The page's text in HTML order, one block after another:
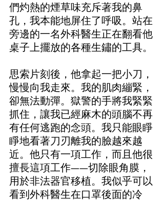
們灼熱的煙草味充斥著我的鼻
孔，我本能地屏住了呼吸。站在
旁邊的一名外科醫生正在翻看他
桌子上擺放的各種生鏽的工具。
思索片刻後，他拿起一把小刀，
慢慢向我走來。我的肌肉繃緊，
卻無法動彈。獄警的手將我緊緊
抓住，讓我已經麻木的頭腦不再
有任何逃跑的念頭。我只能眼睜
睜地看著刀刃離我的臉越來越
近。他只有一項工作，而且他很
擅長這項工作——切除眼角膜，
用於非法器官移植。我似乎可以
看到外科醫生在口罩後面的冷